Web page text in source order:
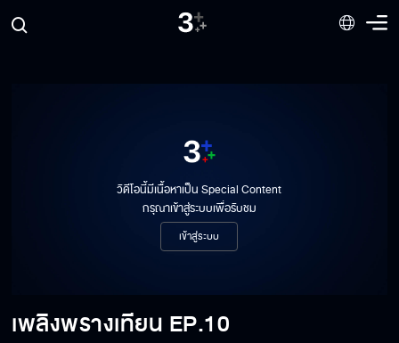
วิดีโอนี้มีเนื้อหาเป็น Special Content
กรุณาเข้าสู่ระบบเพื่อรับชม
เข้าสู่ระบบ
เพลิงพรางเทียน EP.10